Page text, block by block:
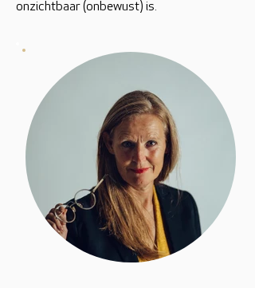
onzichtbaar (onbewust) is.